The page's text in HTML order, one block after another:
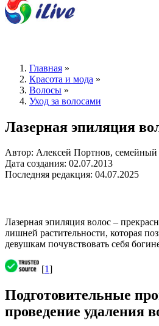
Главная »
Красота и мода »
Волосы »
Уход за волосами
Лазерная эпиляция
Автор: Алексей Портнов, семейный
Дата создания: 02.07.2013
Последняя редакция: 04.07.2025
Лазерная эпиляция волос –
лишней растительности, которая
девушкам почувствовать себя
[1]
Подготовительные
проведение удаления